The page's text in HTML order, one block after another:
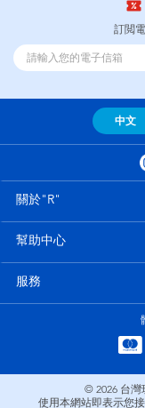
訂閲
中文
關於"R"
幫助中心
服務
© 2026 台灣
使用本網站即表示您